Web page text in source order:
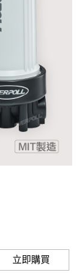
立即購買